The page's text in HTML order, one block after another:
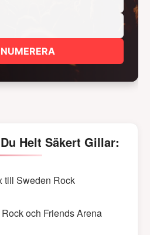
Helt Säkert Gillar:
till Sweden Rock
och Friends Arena